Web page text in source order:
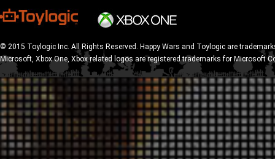
© 2015 Toylogic Inc. All Rights Reserved. Happy Wars and Toylogic are
Microsoft, Xbox One, Xbox related logos are registered trademarks for Microsoft